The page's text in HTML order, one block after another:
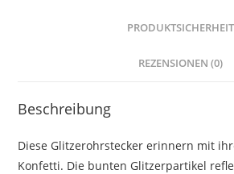
PRODUKTSICHERHEIT
REZENSIONEN (0)
Beschreibung
Diese Glitzerohrstecker erinnern mit
Konfetti. Die bunten Glitzerpartikel